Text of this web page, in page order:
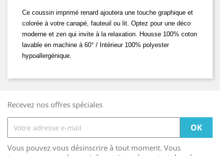
Ce coussin imprimé renard ajoutera une touche graphique et
colorée à votre canapé, fauteuil ou lit. Optez pour une déco
moderne et zen qui invite à la relaxation. Housse 100% coton
lavable en machine à 60° / Intérieur 100% polyester
hypoallergénique.
Recevez nos offres spéciales
Vous pouvez vous désinscrire à tout moment. Vous